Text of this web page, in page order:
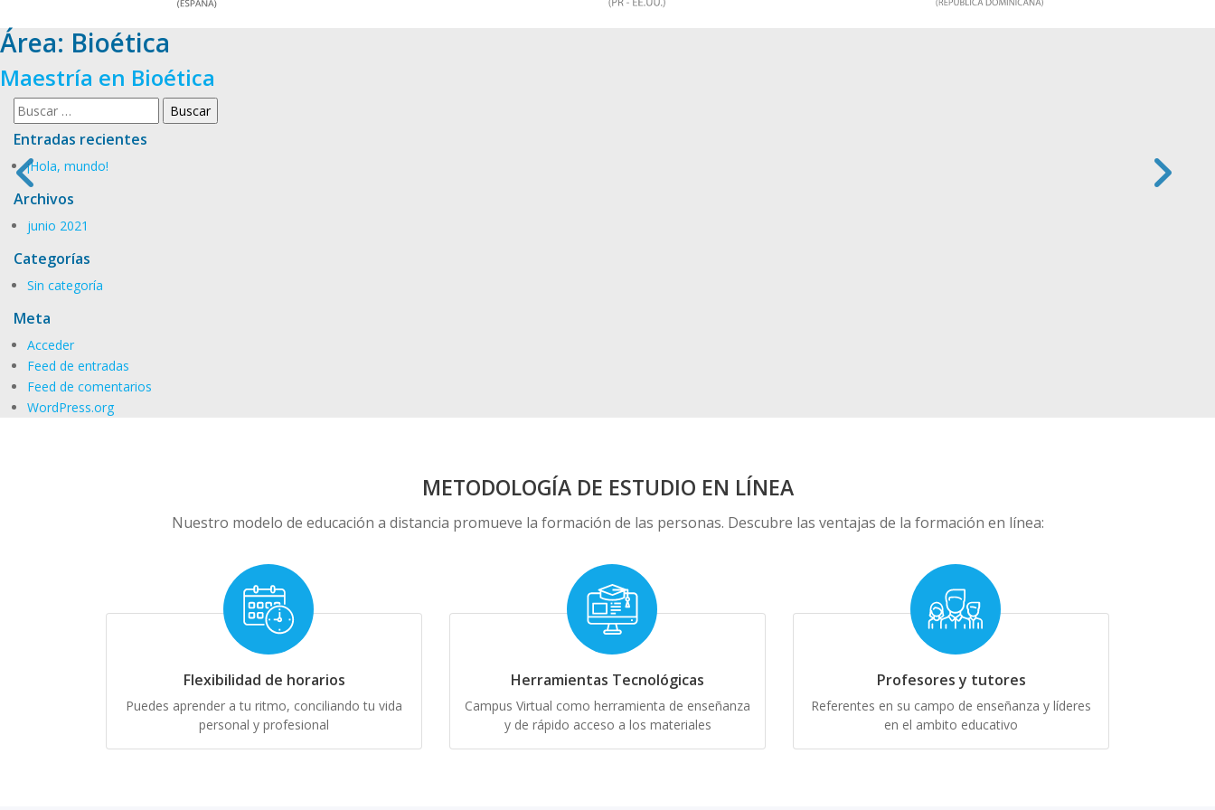
Área: Bioética
Maestría en Bioética
Buscar:
Entradas recientes
¡Hola, mundo!
Archivos
junio 2021
Categorías
Sin categoría
Meta
Acceder
Feed de entradas
Feed de comentarios
WordPress.org
METODOLOGÍA DE ESTUDIO EN LÍNEA
Nuestro modelo de educación a distancia promueve la formación de las personas. Descubre las ventajas de la formación en línea:
Flexibilidad de horarios
Puedes aprender a tu ritmo, conciliando tu vida
personal y profesional
Herramientas Tecnológicas
Campus Virtual como herramienta de enseñanza
y de rápido acceso a los materiales
Profesores y tutores
Referentes en su campo de enseñanza y líderes
en el ambito educativo